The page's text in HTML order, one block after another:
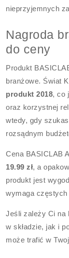
nieprzyjemnych
Nagroda
do ceny
Produkt
branżowe. Świat
produkt 2018, co
oraz korzystnej
wtedy, gdy
rozsądnym
Cena BASICLAB
19.99 zł, a
produkt jest
wymaga
Jeśli zależy Ci na
w składzie, jak i
może trafić w